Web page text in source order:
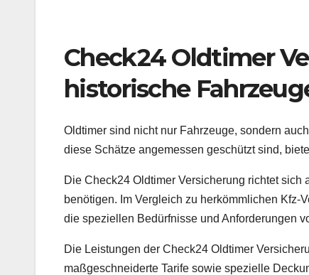
Check24 Oldtimer
historische
Oldtimer sind nicht nur Fahrzeuge, sondern
diese Schätze angemessen geschützt sind,
Die Check24 Oldtimer Versicherung richtet
benötigen. Im Vergleich zu herkömmlichen
die speziellen Bedürfnisse und Anforderungen
Die Leistungen der Check24 Oldtimer
maßgeschneiderte Tarife sowie spezielle